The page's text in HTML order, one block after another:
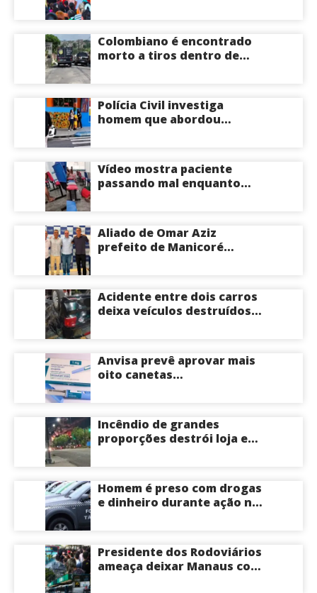
Almeida ao Governo do
Amazonas
Colombiano é encontrado
morto a tiros dentro de
Polícia Civil investiga
homem que abordou
Vídeo mostra paciente
passando mal enquanto
Aliado de Omar Aziz
prefeito de Manicoré
Acidente entre dois carros
deixa veículos destruídos
Anvisa prevê aprovar mais
oito canetas
Incêndio de grandes
proporções destrói loja e
Homem é preso com drogas
e dinheiro durante ação na
Presidente dos Rodoviários
ameaça deixar Manaus com